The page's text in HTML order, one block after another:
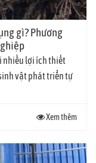
gì? Phương
nhiều lợi ích thiết
vật phát triển tự
Xem thêm